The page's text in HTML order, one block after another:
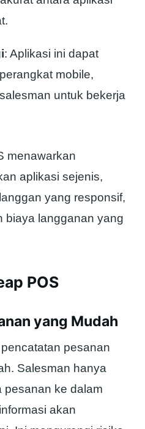
: Aplikasi ini dapat
mobile,
untuk bekerja
menawarkan
aplikasi sejenis,
yang responsif,
biaya langganan yang
POS
yang Mudah
pesanan
Salesman hanya
pesanan ke dalam
akan